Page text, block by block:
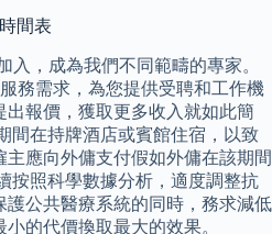
間表
入，成為我們不同範疇的專家。
務需求，為您提供受聘和工作機
報價，獲取更多收入就如此簡
間在持牌酒店或賓館住宿，以致
應向外傭支付假如外傭在該期間
按照科學數據分析，適度調整抗
公共醫療系統的同時，務求減低
的代價換取最大的效果。